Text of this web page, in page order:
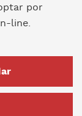
por
line.